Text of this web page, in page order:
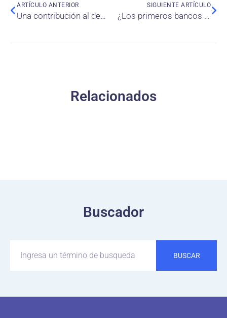
ARTÍCULO ANTERIOR
Una contribución al desarrollo sostenible de las empresas a partir de lógica borrosa
SIGUIENTE ARTÍCULO
¿Los primeros bancos fueron importantes para el crecimiento económico? Evidencia en América Latina
Relacionados
Buscador
BUSCAR